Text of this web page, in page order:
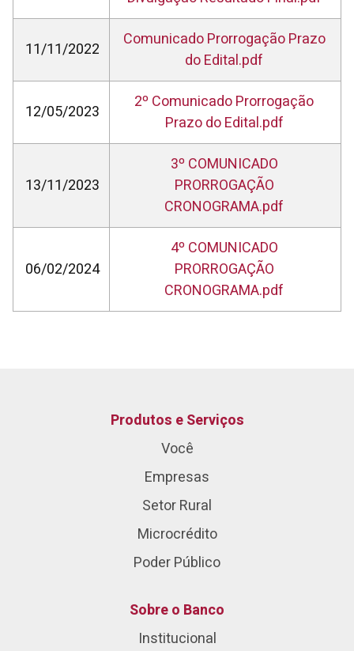
11/11/2022
Comunicado Prorrogação Prazo
do Edital.pdf
12/05/2023
2º Comunicado Prorrogação
Prazo do Edital.pdf
13/11/2023
3º COMUNICADO
PRORROGAÇÃO
CRONOGRAMA.pdf
06/02/2024
4º COMUNICADO
PRORROGAÇÃO
CRONOGRAMA.pdf
Produtos e Serviços
Você
Empresas
Setor Rural
Microcrédito
Poder Público
Sobre o Banco
Institucional